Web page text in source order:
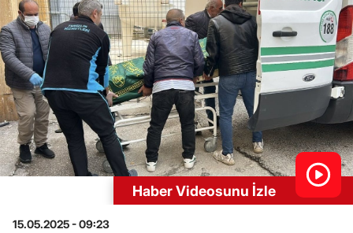
Haber Videosunu İzle
15.05.2025 - 09:23